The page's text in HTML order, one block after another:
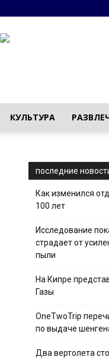
КУЛЬТУРА
последние
Как изменился
100 лет
Исследование
страдает от
пыли
На Кипре
Газы
OneTwoTrip
по выдаче
Два вертолета